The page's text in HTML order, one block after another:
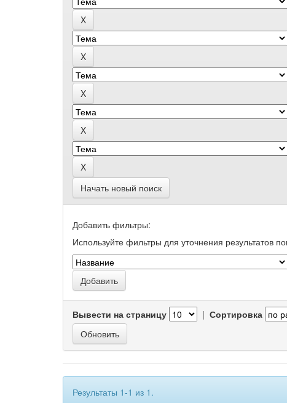
Начать новый поиск
Добавить фильтры:
Используйте фильтры для уточнения результатов
Вывести на страницу | Сортировка
Результаты 1-1 из 1.